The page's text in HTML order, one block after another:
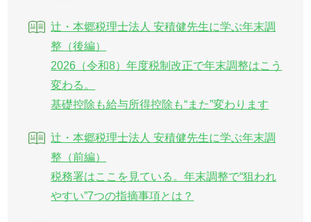
辻・本郷税理士法人 安積健先生に学ぶ年末調
整（後編）
2026（令和8）年度税制改正で年末調整はこう
変わる。
基礎控除も給与所得控除も“また”変わります
辻・本郷税理士法人 安積健先生に学ぶ年末調
整（前編）
税務署はここを見ている。年末調整で“狙われ
やすい”7つの指摘事項とは？